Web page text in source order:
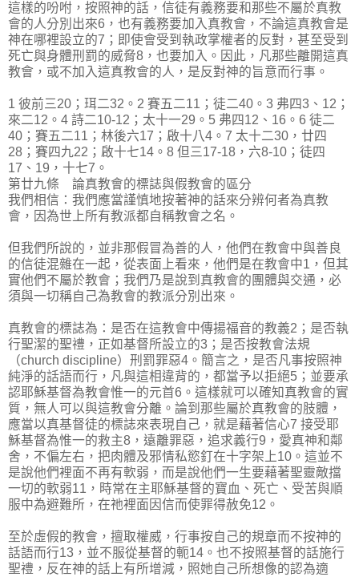
這樣的吩咐，按照神的話，信徒有義務要和那些不屬於真教
會的人分別出來6，也有義務要加入真教會，不論這真教會是
神在哪裡設立的7；即使會受到執政掌權者的反對，甚至受到
死亡與身體刑罰的威脅8，也要加入。因此，凡那些離開這真
教會，或不加入這真教會的人，是反對神的旨意而行事。
1 彼前三20；珥二32。2 賽五二11；徒二40。3 弗四3、12；
來二12。4 詩二10-12；太十一29。5 弗四12、16。6 徒二
40；賽五二11；林後六17；啟十八4。7 太十二30，廿四
28；賽四九22；啟十七14。8 但三17-18，六8-10；徒四
17、19，十七7。
第廿九條 論真教會的標誌與假教會的區分
我們相信：我們應當謹慎地按著神的話來分辨何者為真教
會，因為世上所有教派都自稱教會之名。
但我們所說的，並非那假冒為善的人，他們在教會中與善良
的信徒混雜在一起，從表面上看來，他們是在教會中1，但其
實他們不屬於教會；我們乃是說到真教會的團體與交通，必
須與一切稱自己為教會的教派分別出來。
真教會的標誌為：是否在這教會中傳揚福音的教義2；是否執
行聖潔的聖禮，正如基督所設立的3；是否按教會法規
（church discipline）刑罰罪惡4。簡言之，是否凡事按照神
純淨的話語而行，凡與這相違背的，都當予以拒絕5；並要承
認耶穌基督為教會惟一的元首6。這樣就可以確知真教會的實
質，無人可以與這教會分離。論到那些屬於真教會的肢體，
應當以真基督徒的標誌來表現自己，就是藉著信心7 接受耶
穌基督為惟一的救主8，遠離罪惡，追求義行9，愛真神和鄰
舍，不偏左右，把肉體及邪情私慾釘在十字架上10。這並不
是說他們裡面不再有軟弱，而是說他們一生要藉著聖靈敵擋
一切的軟弱11，時常在主耶穌基督的寶血、死亡、受苦與順
服中為避難所，在祂裡面因信而使罪得赦免12。
至於虛假的教會，擅取權威，行事按自己的規章而不按神的
話語而行13，並不服從基督的軛14。也不按照基督的話施行
聖禮，反在神的話上有所增減，照她自己所想像的認為適